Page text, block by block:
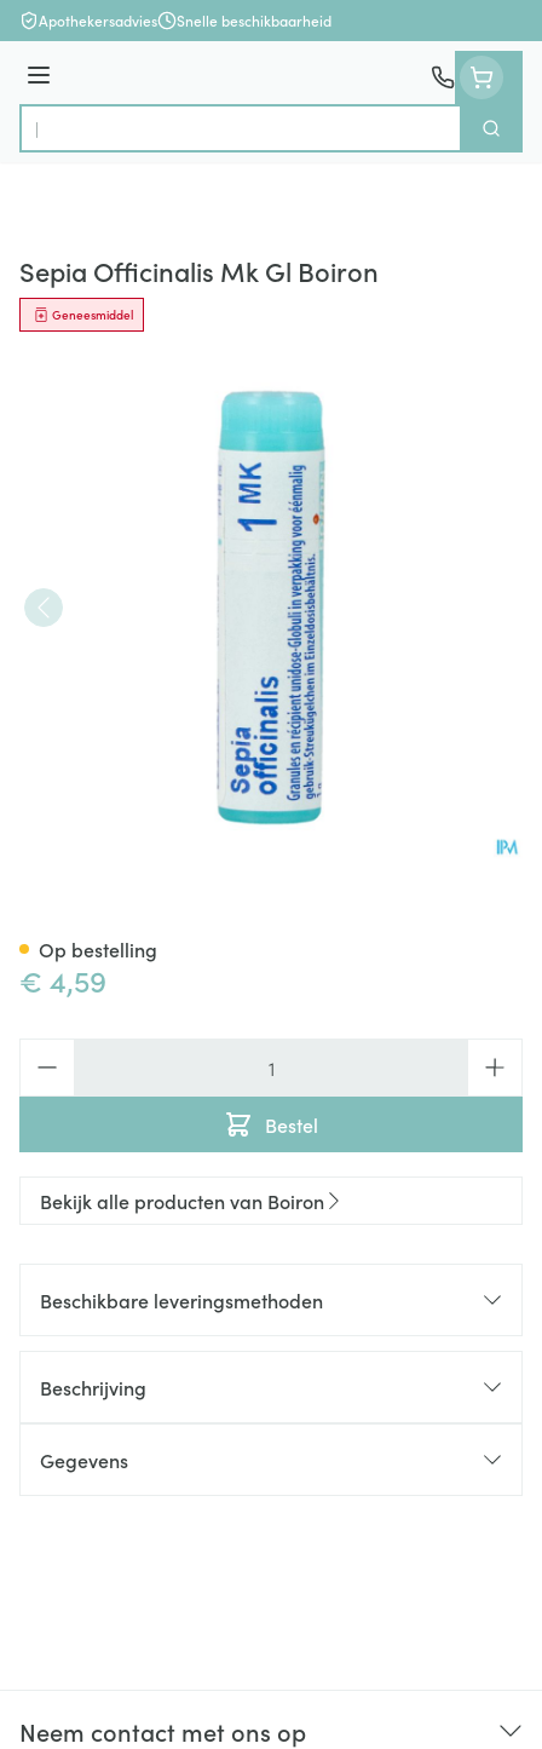
Ga naar de inhoud
Apothekersadvies Snelle beschikbaarheid
Menu
Product, merk, categorie...
Zoek
Sepia Officinalis Mk Gl Boiron
Geneesmiddel
€ 4,59
Bestel
Op bestelling
Bekijk alle producten van Boiron
Beschikbare leveringsmethoden
Beschrijving
Gegevens
Neem contact met ons op